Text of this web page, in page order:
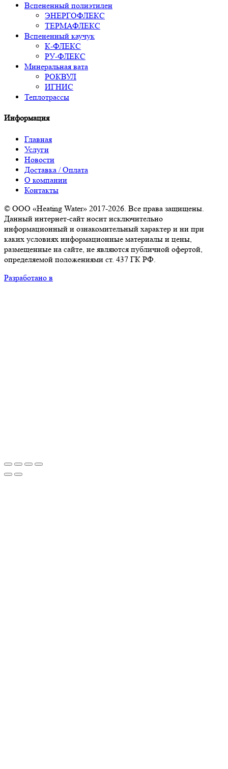
Вспененный полиэтилен
ЭНЕРГОФЛЕКС
ТЕРМАФЛЕКС
Вспененный каучук
К-ФЛЕКС
РУ-ФЛЕКС
Минеральная вата
РОКВУЛ
ИГНИС
Теплотрассы
Информация
Главная
Услуги
Новости
Доставка / Оплата
О компании
Контакты
© ООО «Heating Water» 2017-2026. Все права защищены.
Данный интернет-сайт носит исключительно
информационный и ознакомительный характер и ни при
каких условиях информационные материалы и цены,
размещенные на сайте, не являются публичной офертой,
определяемой положениями ст. 437 ГК РФ.
Разработано в